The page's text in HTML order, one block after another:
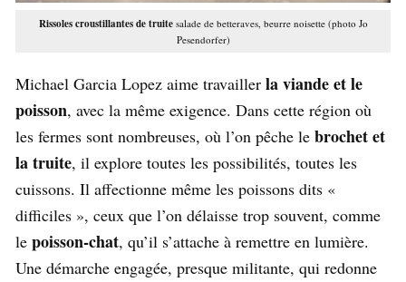
Rissoles croustillantes de truitesalade de betteraves, beurre noisette (photo Jo
Pesendorfer)
Michael Garcia Lopez aime travailler la viande et le
poisson, avec la même exigence. Dans cette région où
les fermes sont nombreuses, où l’on pêche le brochet et
la truite, il explore toutes les possibilités, toutes les
cuissons. Il affectionne même les poissons dits «
difficiles », ceux que l’on délaisse trop souvent, comme
le poisson-chat, qu’il s’attache à remettre en lumière.
Une démarche engagée, presque militante, qui redonne